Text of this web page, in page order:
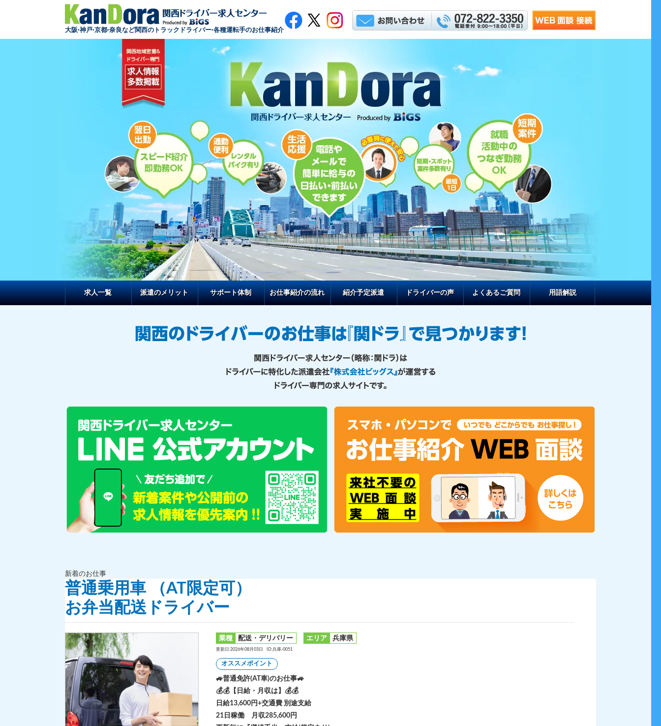
大阪·神戸·京都·奈良など関西のトラックドライバー·各種運転手のお仕事紹介
求人一覧 派遣のメリット サポート体制 お仕事紹介の流れ 紹介予定派遣 ドライバーの声 よくあるご質問 用語解説
新着のお仕事
普通乗用車 （AT限定可）
お弁当配送ドライバー
業種 配送・デリバリー エリア 兵庫県
更新日:2026年08月03日 ID:兵庫-0051
オススメポイント
🚙普通免許(AT車)のお仕事🚙
💰💰【日給・月収は】💰💰
日給13,600円+交通費 別途支給
21日稼働 月収285,600円